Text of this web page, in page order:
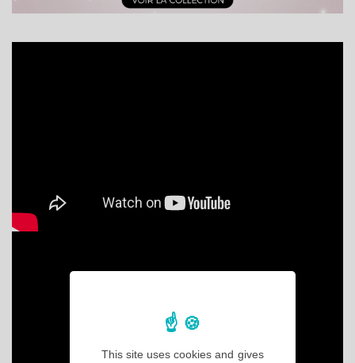
This site uses cookies and gives